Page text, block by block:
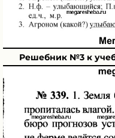
Решебник №3 к